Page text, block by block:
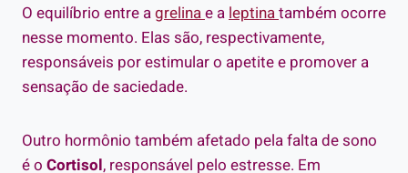
O equilíbrio entre agrelinae a leptinatambém ocorre
nesse momento. Elas são, respectivamente,
responsáveis por estimular o apetite e promover a
sensação de saciedade.
Outro hormônio também afetado pela falta de sono
é o Cortisol, responsável pelo estresse. Em